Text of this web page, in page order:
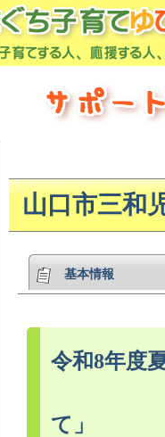
山口市三和
基本情報
令和8年度
て」